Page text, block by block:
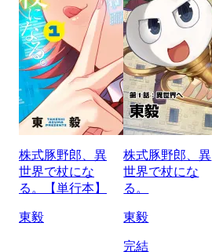
株式豚野郎、異
世界で杖にな
る。【単行本】
東毅
株式豚野郎、異
世界で杖にな
る。
東毅
完結